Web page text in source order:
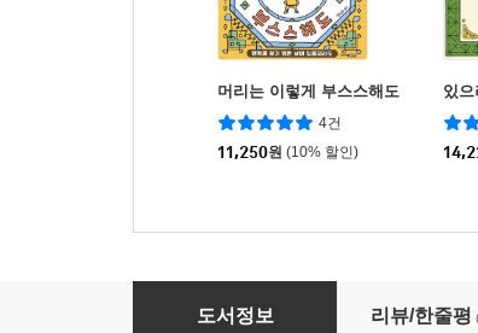
머리는 이렇게 부스스해도
4건
11,250원 (10% 할인)
있으
그렇게 그렇게
도서정보 리뷰/한줄평